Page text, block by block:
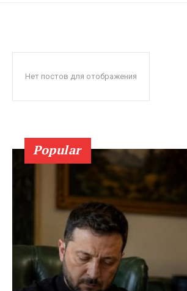
Нет постов для отображения
Popular